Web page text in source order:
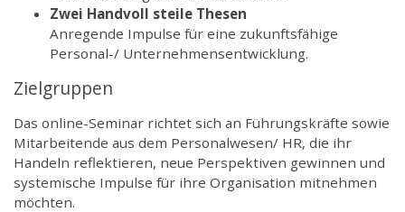
Zwei Handvoll steile Thesen
Anregende Impulse für eine zukunftsfähige
Personal-/ Unternehmensentwicklung.
Zielgruppen
Das online-Seminar richtet sich an Führungskräfte sowie
Mitarbeitende aus dem Personalwesen/ HR, die ihr
Handeln reflektieren, neue Perspektiven gewinnen und
systemische Impulse für ihre Organisation mitnehmen
möchten.